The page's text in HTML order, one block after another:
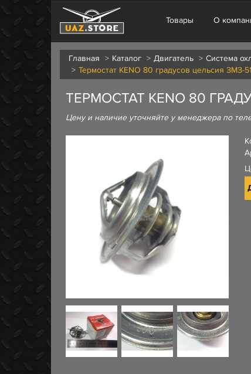
Товары О
Главная Каталог Двигатель Система
Термостат KENO 80 градусов цельсия ЗМЗ-
ТЕРМОСТАТ KENO 80
Цену и наличие уточняйте у менеджера по